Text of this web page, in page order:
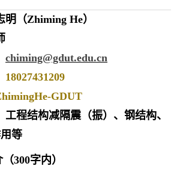
明（Zhiming He）
chiming@gdut.edu.cn
18027431209
GDUT
工程结构减隔震（振）、钢结构、
等
300字内）